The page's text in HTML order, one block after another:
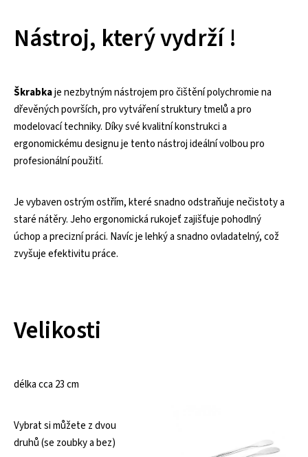
Nástroj, který vydrží !
Škrabkaje nezbytným nástrojem pro čištění polychromie na
dřevěných površích, pro vytváření struktury tmelů a pro
modelovací techniky. Díky své kvalitní konstrukci a
ergonomickému designu je tento nástroj ideální volbou pro
profesionální použití.
Je vybaven ostrým ostřím, které snadno odstraňuje nečistoty a
staré nátěry. Jeho ergonomická rukojeť zajišťuje pohodlný
úchop a precizní práci. Navíc je lehký a snadno ovladatelný, což
zvyšuje efektivitu práce.
Velikosti
délka cca 23 cm
Vybrat si můžete z dvou
druhů (se zoubky a bez)